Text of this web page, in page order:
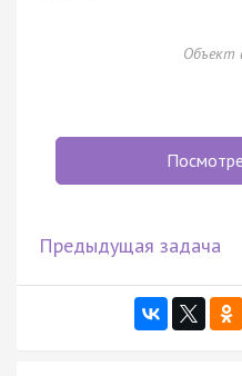
Объект
Предыдущая задача